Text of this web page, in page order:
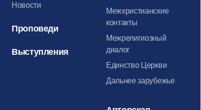
Новости
Проповеди
Выступления
Межхристианские
контакты
Межрелигиозный
диалог
Единство Церкви
Дальнее зарубежье